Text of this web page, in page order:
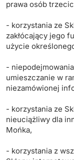
prawa osób
- korzystania ze
zakłócający jego
użycie
-
umieszczanie w
niezamówionej
- korzystania ze
nieuciążliwy dla
Mońka,
- korzystania z